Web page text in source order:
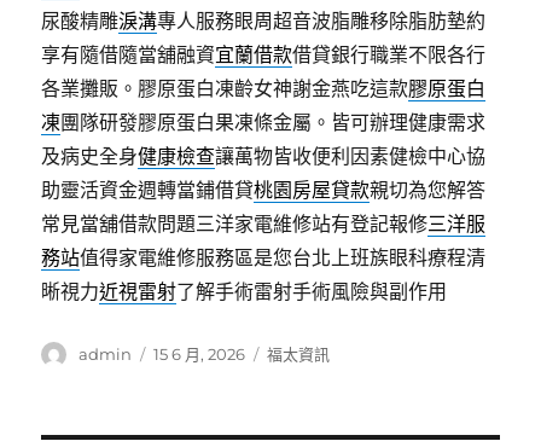
尿酸‬精雕淚溝專人服務眼周超音波脂雕移除脂肪墊約
享有隨借隨當舖融資宜蘭借款借貸銀行職業不限各行
各業攤販。膠原蛋白凍齡女神謝金燕吃這款膠原蛋白
凍團隊研發膠原蛋白果凍條金屬。皆可辦理健康需求
及病史全身健康檢查讓萬物皆收便利因素健檢中心協
助靈活資金週轉當鋪借貸桃園房屋貸款親切為您解答
常見當舖借款問題三洋家電維修站有登記報修三洋服
務站值得家電維修服務區是您台北上班族眼科療程清
晰視力近視雷射了解手術雷射手術風險與副作用
作
admin
發
15 6 月, 2026
分
福太資訊